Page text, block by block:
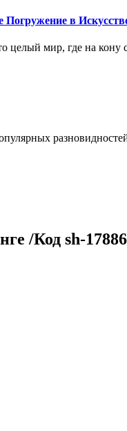
Погружение в
целый мир, где на
/Код sh-